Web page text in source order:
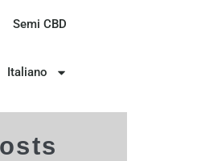
Semi CBD
Italiano